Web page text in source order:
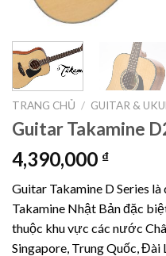
TRANG CHỦ / GUITAR &
Guitar Takamine
4,390,000 ₫
Guitar Takamine D Series
Takamine Nhật Bản đặc
thuộc khu vực các nước
Singapore, Trung Quốc,